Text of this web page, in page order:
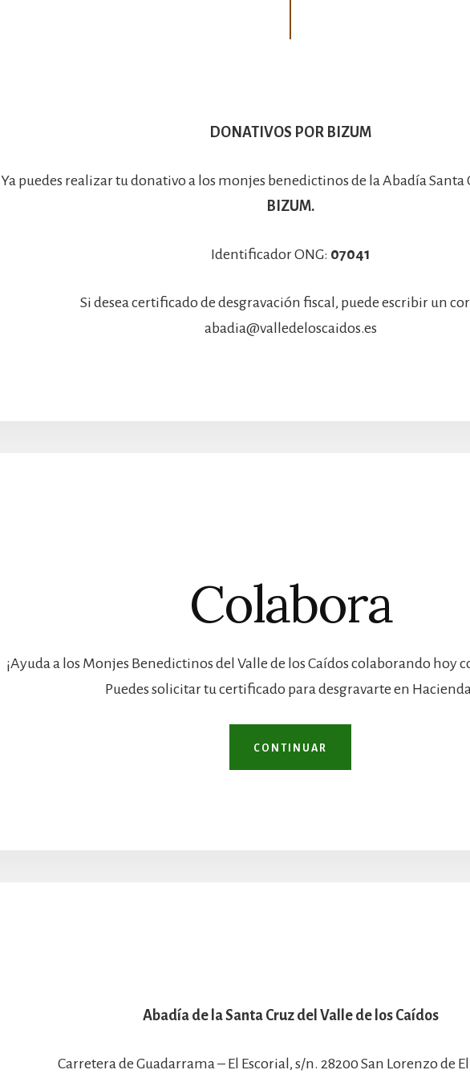
DONATIVOS POR BIZUM
Ya puedes realizar tu donativo a los monjes benedictinos de la Abadía Santa
BIZUM.
Identificador ONG: 07041
Si desea certificado de desgravación fiscal, puede escribir un
abadia@valledeloscaidos.es
Colabora
¡Ayuda a los Monjes Benedictinos del Valle de los Caídos colaborando hoy
Puedes solicitar tu certificado para desgravarte en
CONTINUAR
Abadía de la Santa Cruz del Valle de los Caídos
Carretera de Guadarrama – El Escorial, s/n. 28200 San Lorenzo de